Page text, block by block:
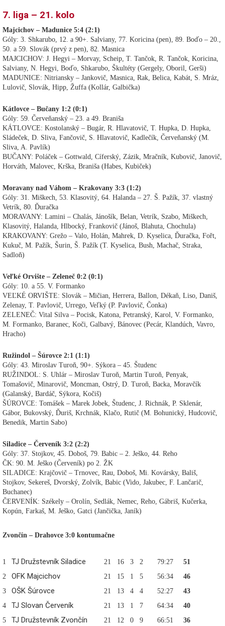
7. liga – 21. kolo
Majcichov – Madunice 5:4 (2:1)
Góly: 3. Shkarubo, 12. a 90+. Salviany, 77. Koricina (pen), 89. Boďo – 20.,
50. a 59. Slovák (prvý z pen), 82. Masnica
MAJCICHOV: J. Hegyi – Morvay, Scheip, T. Tančok, R. Tančok, Koricina,
Salviany, N. Hegyi, Boďo, Shkarubo, Škultéty (Gergely, Oboril, Gerši)
MADUNICE: Nitriansky – Jankovič, Masnica, Rak, Belica, Kabát, S. Mráz,
Lulovič, Slovák, Hipp, Žuffa (Kollár, Galbička)
Kátlovce – Bučany 1:2 (0:1)
Góly: 59. Červeňanský – 23. a 49. Braniša
KÁTLOVCE: Kostolanský – Bugár, R. Hlavatovič, T. Hupka, D. Hupka,
Sládeček, D. Sliva, Fančovič, S. Hlavatovič, Kadlečík, Červeňanský (M.
Sliva, A. Pavlík)
BUČANY: Poláček – Gottwald, Cíferský, Zázik, Mračník, Kubovič, Janovič,
Horváth, Malovec, Krška, Braniša (Habes, Kubiček)
Moravany nad Váhom – Krakovany 3:3 (1:2)
Góly: 31. Miškech, 53. Klasovitý, 64. Halanda – 27. Š. Pažík, 37. vlastný
Vetrík, 80. Ďuračka
MORAVANY: Lamini – Chalás, Jánošík, Belan, Vetrík, Szabo, Miškech,
Klasovitý, Halanda, Hlbocký, Frankovič (Jánoš, Blahuta, Chochula)
KRAKOVANY: Grežo – Valo, Holán, Mahrek, D. Kyselica, Ďuračka, Fořt,
Kukuč, M. Pažík, Šurin, Š. Pažík (T. Kyselica, Bush, Machač, Straka,
Sadloň)
Veľké Orvište – Zeleneč 0:2 (0:1)
Góly: 10. a 55. V. Formanko
VEĽKÉ ORVIŠTE: Slovák – Mičian, Herrera, Ballon, Dékaň, Liso, Daniš,
Zelenay, T. Pavlovič, Urrego, Veľký (P. Pavlovič, Čonka)
ZELENEČ: Vital Silva – Pocisk, Katona, Petranský, Karol, V. Formanko,
M. Formanko, Baranec, Koči, Galbavý, Bánovec (Pecár, Klandúch, Vavro,
Hracho)
Ružindol – Šúrovce 2:1 (1:1)
Góly: 43. Miroslav Turoň, 90+. Sýkora – 45. Študenc
RUŽINDOL: S. Uhlár – Miroslav Turoň, Martin Turoň, Penyak,
Tomašovič, Minarovič, Moncman, Ostrý, D. Turoň, Backa, Moravčík
(Galanský, Bardáč, Sýkora, Kočiš)
ŠÚROVCE: Tomášek – Marek Jobek, Študenc, J. Richnák, P. Sklenár,
Gábor, Bukovský, Ďuriš, Krchnák, Klačo, Rutič (M. Bohunický, Hudcovič,
Benedik, Martin Sabo)
Siladice – Červeník 3:2 (2:2)
Góly: 37. Stojkov, 45. Doboš, 79. Babic – 2. Ješko, 44. Reho
ČK: 90. M. Ješko (Červeník) po 2. ŽK
SILADICE: Krajčovič – Trnovec, Rau, Doboš, Mi. Kovársky, Bališ,
Stojkov, Sekereš, Dvorský, Zolvík, Babic (Vido, Jakubec, F. Lančarič,
Buchanec)
ČERVENÍK: Székely – Orolín, Sedlák, Nemec, Reho, Gábriš, Kučerka,
Kopún, Farkaš, M. Ješko, Gatci (Jančička, Janík)
Zvončín – Drahovce 3:0 kontumačne
1 TJ Družstevník Siladice 21 16 3 2 79:27 51
2
OFK Majcichov 21 15 1 5 56:34
46
3
OŠK Šúrovce 21 13 4 4 52:27
43
4
TJ Slovan Červeník 21 13 1 7 64:34
40
5
TJ Družstevník Zvončín 21 12 0 9 66:51 36